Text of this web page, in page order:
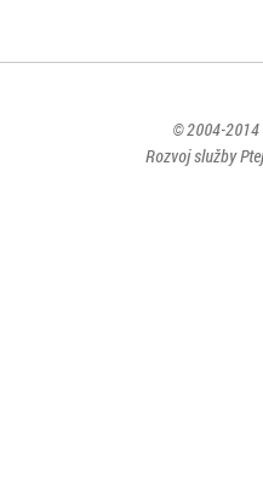
© 2004-2014
Rozvoj služby